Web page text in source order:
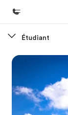
Bienvenue chez EF
Programmes
Nos offres
Étudiant